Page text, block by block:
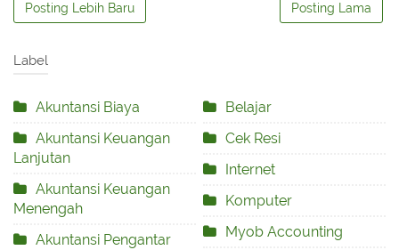
Posting Lebih Baru Posting Lama
Label
Akuntansi Biaya
Akuntansi Keuangan
Lanjutan
Akuntansi Keuangan
Menengah
Akuntansi Pengantar
Belajar
Cek Resi
Internet
Komputer
Myob Accounting